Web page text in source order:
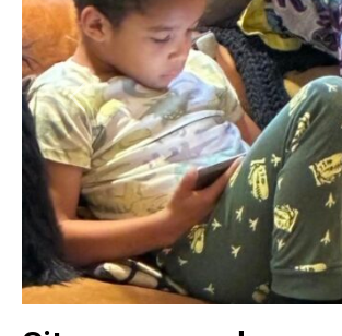
Previous